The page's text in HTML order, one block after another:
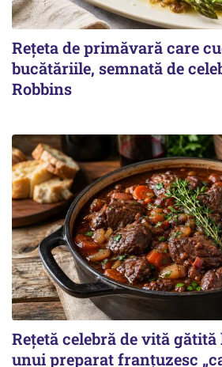
Rețeta de primăvară care
bucătăriile, semnată de
Robbins
Rețetă celebră de vită gătită
unui preparat franțuzesc